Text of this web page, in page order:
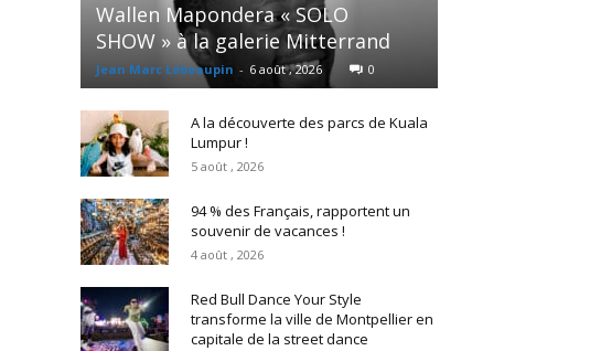
Wallen Mapondera « SOLO
SHOW » à la galerie Mitterrand
Jean Marc Lebeaupin - 6 août , 2026 0
A la découverte des parcs de Kuala
Lumpur !
5 août , 2026
94 % des Français, rapportent un
souvenir de vacances !
4 août , 2026
Red Bull Dance Your Style
transforme la ville de Montpellier en
capitale de la street dance